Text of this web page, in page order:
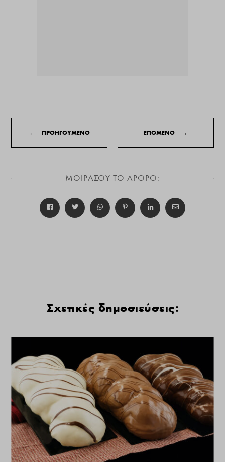
← ΠΡΟΗΓΟΥΜΕΝΟ ΕΠΟΜΕΝΟ →
ΜΟΙΡΑΣΟΥ ΤΟ ΑΡΘΡΟ:
Σχετικές δημοσιεύσεις: